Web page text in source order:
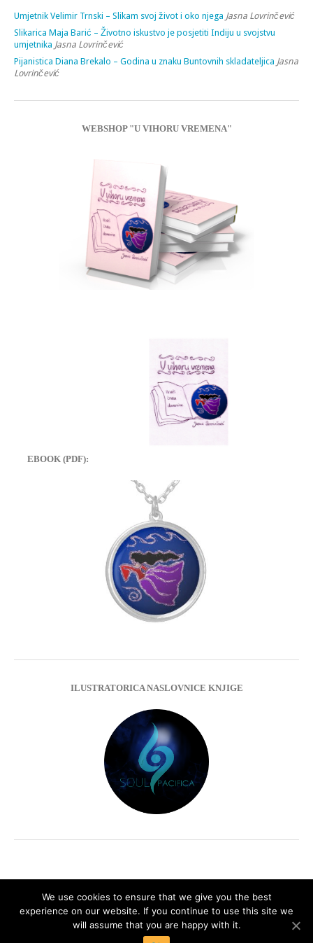
Umjetnik Velimir Trnski – Slikam svoj život i oko njega Jasna Lovrinčević
Slikarica Maja Barić – Životno iskustvo je posjetiti Indiju u svojstvu
umjetnika Jasna Lovrinčević
Pijanistica Diana Brekalo – Godina u znaku Buntovnih skladateljica Jasna
Lovrinčević
WEBSHOP "U VIHORU VREMENA"
EBOOK (PDF):
ILUSTRATORICA NASLOVNICE KNJIGE
Impressum Privacy Policy
We use cookies to ensure that we give you the best
experience on our website. If you continue to use this site we
will assume that you are happy with it.